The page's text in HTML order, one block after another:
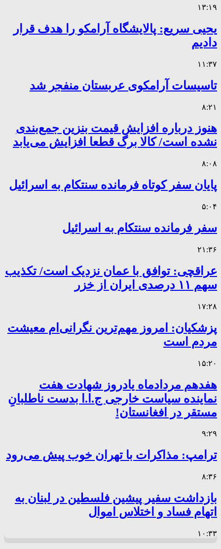
۱۳:۱۹
یحیی سریع: پالایشگاه آرامکو را هدف قرار
دادیم
۱۱:۳۷
تاسیسات آرامکوی عربستان منفجر شد
۸:۲۱
هنوز درباره افزایش قیمت بنزین جمع‌بندی
نشده است/ کالا برگ قطعا افزایش می‌یابد
۸:۰۸
پایان سفر کوتاه فرمانده سنتکام به اسرائیل
۵:۰۴
سفر فرمانده سنتکام به اسرائیل
۲۱:۳۶
عراقچی: توافق با عمان نزدیک است/ تکذیب
سهم ۱۱ درصدی ایران از خزر
۱۷:۲۸
پزشکیان: امروز مهم‌ترین نگرانی‌ام معیشت
مردم است
۱۵:۲۰
هفدهم مردادماه یادروز شهادت هفت
نماینده سیاست خارجی ج.ا.ا بدست ناطلبانِ
مستقر در افغانستان!
۹:۲۹
ترامپ: مذاکرات با تهران خوب پیش می‌رود
۸:۳۶
بازداشت سفیر پیشین فلسطین در لبنان به
اتهام فساد و اختلاس اموال
۱۰:۳۳